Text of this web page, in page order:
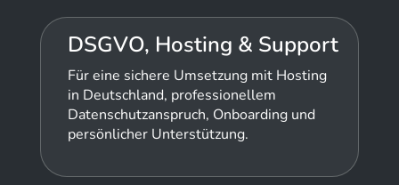
DSGVO, Hosting & Support
Für eine sichere Umsetzung mit Hosting
in Deutschland, professionellem
Datenschutzanspruch, Onboarding und
persönlicher Unterstützung.